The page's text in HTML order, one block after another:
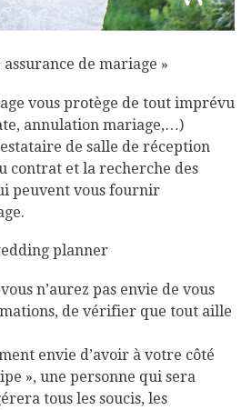
de mariage »
vous protège de tout imprévu
annulation mariage,…)
de salle de réception
contrat et la recherche des
peuvent vous fournir
planner
n’aurez pas envie de vous
de vérifier que tout aille
envie d’avoir à votre côté
», une personne qui sera
tous les soucis, les